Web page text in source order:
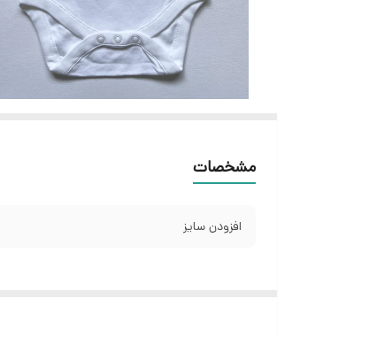
مشخصات
افزودن سایز